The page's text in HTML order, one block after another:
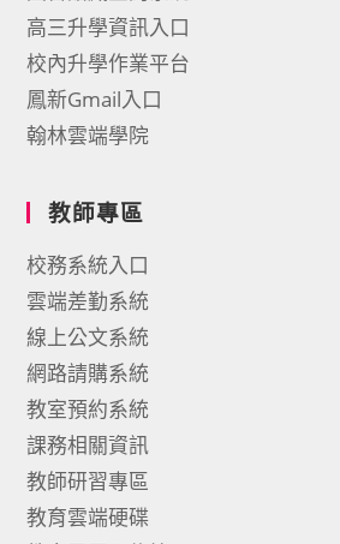
高三升學資訊入口
校內升學作業平台
鳳新Gmail入口
翰林雲端學院
教師專區
校務系統入口
雲端差勤系統
線上公文系統
網路請購系統
教室預約系統
課務相關資訊
教師研習專區
教育雲端硬碟